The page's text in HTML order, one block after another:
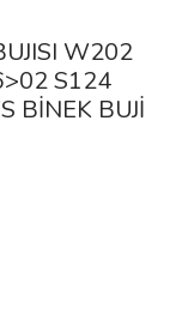
W202
S124
BİNEK BUJİ